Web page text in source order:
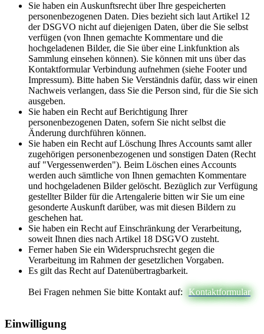
Sie haben ein Auskunftsrecht über Ihre gespeicherten
personenbezogenen Daten. Dies bezieht sich laut Artikel 12
der DSGVO nicht auf diejenigen Daten, über die Sie selbst
verfügen (von Ihnen gemachte Kommentare und die
hochgeladenen Bilder, die Sie über eine Linkfunktion als
Sammlung einsehen können). Sie können mit uns über das
Kontaktformular Verbindung aufnehmen (siehe Footer und
Impressum). Bitte haben Sie Verständnis dafür, dass wir einen
Nachweis verlangen, dass Sie die Person sind, für die Sie sich
ausgeben.
Sie haben ein Recht auf Berichtigung Ihrer
personenbezogenen Daten, sofern Sie nicht selbst die
Änderung durchführen können.
Sie haben ein Recht auf Löschung Ihres Accounts samt aller
zugehörigen personenbezogenen und sonstigen Daten (Recht
auf "Vergessenwerden"). Beim Löschen eines Accounts
werden auch sämtliche von Ihnen gemachten Kommentare
und hochgeladenen Bilder gelöscht. Bezüglich zur Verfügung
gestellter Bilder für die Artengalerie bitten wir Sie um eine
gesonderte Auskunft darüber, was mit diesen Bildern zu
geschehen hat.
Sie haben ein Recht auf Einschränkung der Verarbeitung,
soweit Ihnen dies nach Artikel 18 DSGVO zusteht.
Ferner haben Sie ein Widerspruchsrecht gegen die
Verarbeitung im Rahmen der gesetzlichen Vorgaben.
Es gilt das Recht auf Datenübertragbarkeit.
Bei Fragen nehmen Sie bitte Kontakt auf: Kontaktformular
Einwilligung